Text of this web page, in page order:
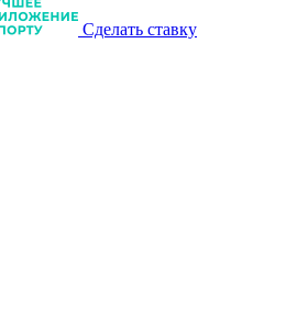
Сделать ставку